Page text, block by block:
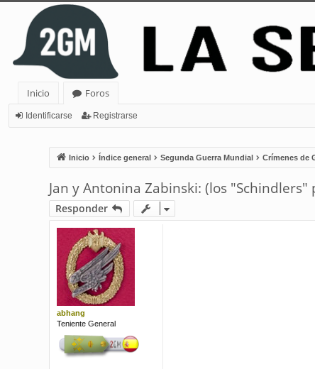
Inicio
Foros
Identificarse Registrarse
Inicio Índice general Segunda Guerra Mundial Crímenes de
Jan y Antonina Zabinski: (los "Schindlers"
Responder
abhang
Teniente General